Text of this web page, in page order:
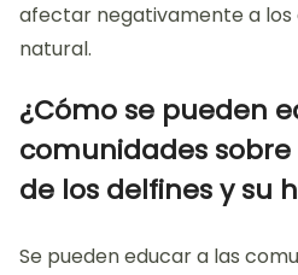
afectar negativamente a los
natural.
¿Cómo se pueden
comunidades
de los delfines y su
Se pueden educar a las